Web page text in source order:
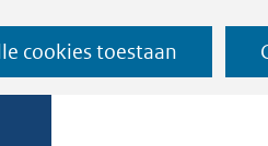
cookies toestaan
Ga
naar
de